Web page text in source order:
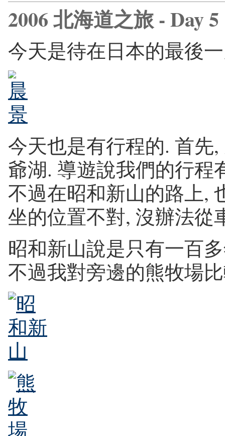
2006 北海道之旅 - Day 5
今天是待在日本的最後
今天也是有行程的. 首先
爺湖. 導遊說我們的行程
不過在昭和新山的路上,
坐的位置不對, 沒辦法從
昭和新山說是只有一百
不過我對旁邊的熊牧場